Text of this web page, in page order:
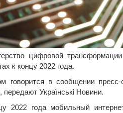
цифровой
к концу 2022 года.
говорится в сообщении
передают Українськi Новини.
2022 года мобильный